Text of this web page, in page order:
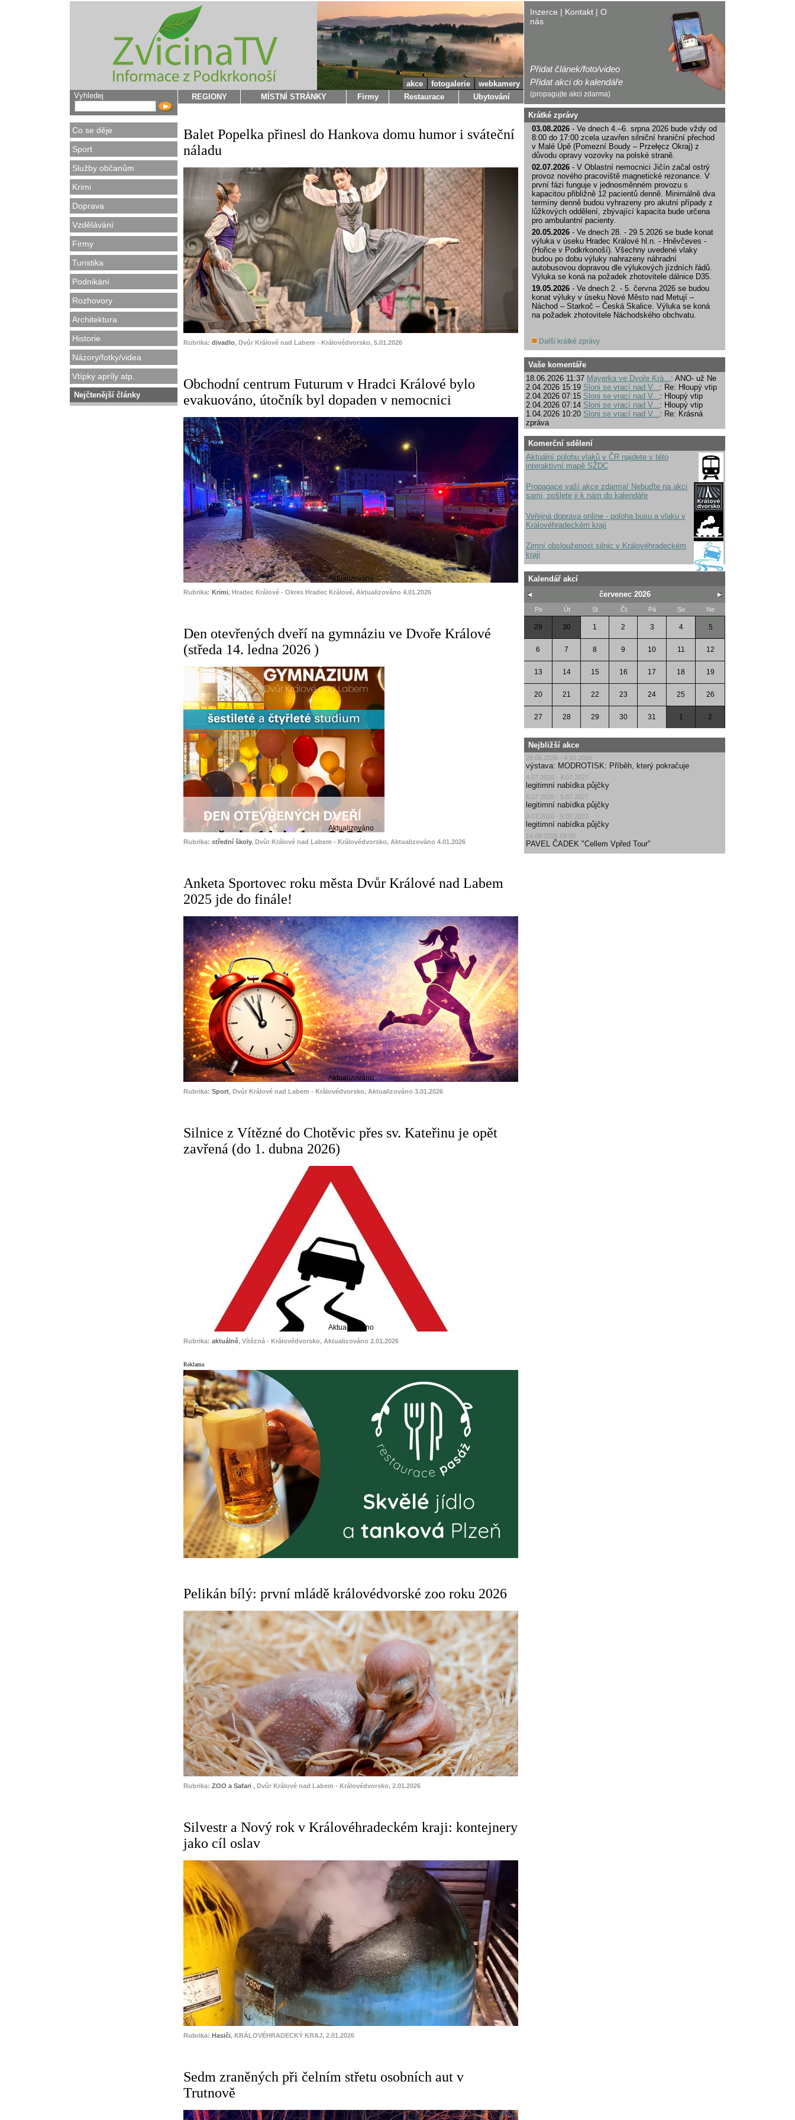
Vyhledej
Co se děje
Sport
Služby občanům
Krimi
Doprava
Vzdělávání
Firmy
Turistika
Podnikání
Rozhovory
Architektura
Historie
Názory/fotky/videa
Vtípky apríly atp.
Nejčtenější články
Inzerce | Kontakt | O
nás
Přidat článek/foto/video
Přidat akci do kalendáře
(propagujte akci zdarma)
akce fotogalerie
webkamery
REGIONY
MÍSTNÍ STRÁNKY Firmy Restaurace Ubytování
Balet Popelka přinesl do Hankova domu humor i sváteční
náladu
Rubrika: divadlo, Dvůr Králové nad Labem - Královédvorsko, 5.01.2026
Obchodní centrum Futurum v Hradci Králové bylo
evakuováno, útočník byl dopaden v nemocnici
Aktualizováno
Rubrika: Krimi, Hradec Králové - Okres Hradec Králové, Aktualizováno 4.01.2026
Den otevřených dveří na gymnáziu ve Dvoře Králové
(středa 14. ledna 2026 )
Aktualizováno
Rubrika: střední školy, Dvůr Králové nad Labem - Královédvorsko, Aktualizováno 4.01.2026
Anketa Sportovec roku města Dvůr Králové nad Labem
2025 jde do finále!
Aktualizováno
Rubrika: Sport, Dvůr Králové nad Labem - Královédvorsko, Aktualizováno 3.01.2026
Silnice z Vítězné do Chotěvic přes sv. Kateřinu je opět
zavřená (do 1. dubna 2026)
Aktualizováno
Rubrika: aktuálně, Vítězná - Královédvorsko, Aktualizováno 2.01.2026
Reklama
Pelikán bílý: první mládě královédvorské zoo roku 2026
Rubrika: ZOO a Safari , Dvůr Králové nad Labem - Královédvorsko, 2.01.2026
Silvestr a Nový rok v Královéhradeckém kraji: kontejnery
jako cíl oslav
Rubrika: Hasiči, KRÁLOVÉHRADECKÝ KRAJ, 2.01.2026
Sedm zraněných při čelním střetu osobních aut v
Trutnově
Krátké zprávy
03.08.2026 - Ve dnech 4.–6. srpna 2026 bude vždy od
8:00 do 17:00 zcela uzavřen silniční hraniční přechod
v Malé Úpě (Pomezní Boudy – Przełęcz Okraj) z
důvodu opravy vozovky na polské straně.
02.07.2026 - V Oblastní nemocnici Jičín začal ostrý
provoz nového pracoviště magnetické rezonance. V
první fázi funguje v jednosměnném provozu s
kapacitou přibližně 12 pacientů denně. Minimálně dva
termíny denně budou vyhrazeny pro akutní případy z
lůžkových oddělení, zbývající kapacita bude určena
pro ambulantní pacienty.
20.05.2026 - Ve dnech 28. - 29.5.2026 se bude konat
výluka v úseku Hradec Králové hl.n. - Hněvčeves -
(Hořice v Podkrkonoší). Všechny uvedené vlaky
budou po dobu výluky nahrazeny náhradní
autobusovou dopravou dle výlukových jízdních řádů.
Výluka se koná na požadek zhotovitele dálnice D35.
19.05.2026 - Ve dnech 2. - 5. června 2026 se budou
konat výluky v úseku Nové Město nad Metují –
Náchod – Starkoč – Česká Skalice. Výluka se koná
na požadek zhotovitele Náchodského obchvatu.
Další krátké zprávy
Vaše komentáře
18.06.2026 11:37 Mayerka ve Dvoře Krá...: ANO- už Ne
2.04.2026 15:19 Sloni se vrací nad V...: Re: Hloupý vtip
2.04.2026 07:15 Sloni se vrací nad V...: Hloupý vtip
2.04.2026 07:14 Sloni se vrací nad V...: Hloupý vtip
1.04.2026 10:20 Sloni se vrací nad V...: Re: Krásná
zpráva
Komerční sdělení
Aktuální polohu vlaků v ČR najdete v této
interaktivní mapě SŽDC
Propagace vaší akce zdarma! Nebuďte na akci
sami, pošlete ji k nám do kalendáře
Veřejná doprava online - poloha busu a vlaku v
Královéhradeckém kraji
Zimní obslouženost silnic v Královéhradeckém
kraji
Kalendář akcí
červenec 2026
Po Út St Čt Pá So Ne
29 30 1 2 3 4 5
6 7 8 9 10 11 12
13 14 15 16 17 18 19
20 21 22 23 24 25 26
27 28 29 30 31 1 2
Nejbližší akce
20.06.2026 - 4.10.2026
výstava: MODROTISK: Příběh, který pokračuje
4.07.2026 - 4.07.2027
legitimní nabídka půjčky
5.07.2026 - 5.07.2027
legitimní nabídka půjčky
9.07.2026 - 9.07.2027
legitimní nabídka půjčky
14.08.2026 19:00
PAVEL ČADEK "Cellem Vpřed Tour"